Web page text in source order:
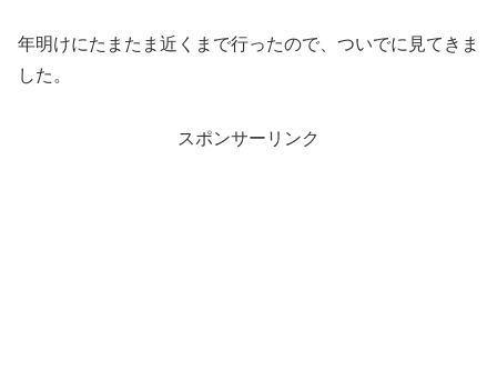
年明けにたまたま近くまで行ったので、ついでに見てきま
した。
スポンサーリンク